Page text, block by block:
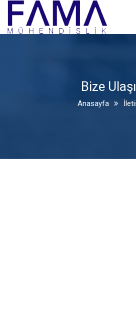
Anasayfa
PROJE HİZMETLERİ
Bize
Anasayfa